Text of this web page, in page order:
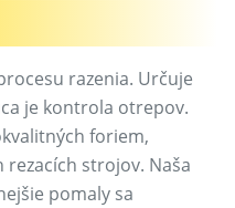
razenia. Určuje
je kontrola otrepov.
foriem,
strojov. Naša
pomaly sa